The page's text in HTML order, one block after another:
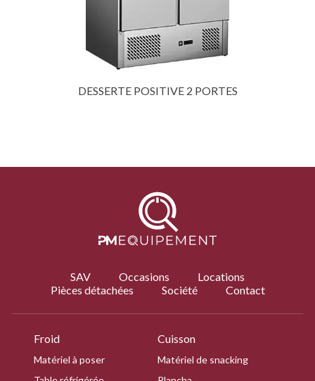
DESSERTE POSITIVE 2 PORTES
SAV Occasions
Locations
Pièces détachées
Société Contact
Froid
Matériel à poser
Cuisson
Matériel de snacking